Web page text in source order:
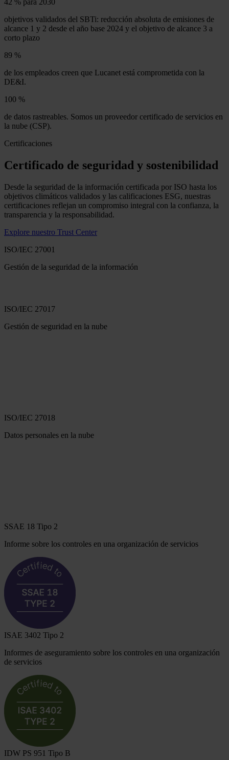
42 % para 2030
objetivos validados del SBTi: reducción absoluta de emisiones de
alcance 1 y 2 desde el año base 2024 y el objetivo de alcance 3 a
corto plazo
89 %
de los empleados creen que Lucanet está comprometida con la
DE&I.
100 %
de datos rastreables. Somos un proveedor certificado de servicios en
la nube (CSP).
Certificaciones
Certificado de seguridad y sostenibilidad
Desde la seguridad de la información certificada por ISO hasta los
objetivos climáticos validados y las calificaciones ESG, nuestras
certificaciones reflejan un compromiso integral con la confianza, la
transparencia y la responsabilidad.
Explore nuestro Trust Center
ISO/IEC 27001
Gestión de la seguridad de la información
ISO/IEC 27017
Gestión de seguridad en la nube
ISO/IEC 27018
Datos personales en la nube
SSAE 18 Tipo 2
Informe sobre los controles en una organización de servicios
ISAE 3402 Tipo 2
Informes de aseguramiento sobre los controles en una organización
de servicios
IDW PS 951 Tipo B